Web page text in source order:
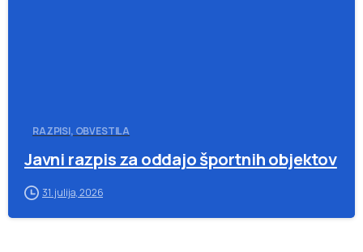
RAZPISI, OBVESTILA
Javni razpis za oddajo športnih objektov
31. julija, 2026